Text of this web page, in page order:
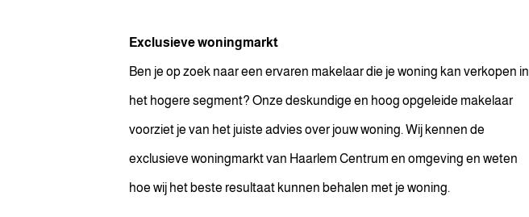
Exclusieve woningmarkt
Ben je op zoek naar een ervaren makelaar die je woning kan verkopen in
het hogere segment? Onze deskundige en hoog opgeleide makelaar
voorziet je van het juiste advies over jouw woning. Wij kennen de
exclusieve woningmarkt van Haarlem Centrum en omgeving en weten
hoe wij het beste resultaat kunnen behalen met je woning.